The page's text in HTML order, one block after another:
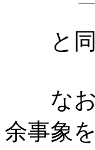
と同
なお
余事象